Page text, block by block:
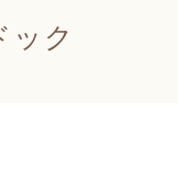
ック